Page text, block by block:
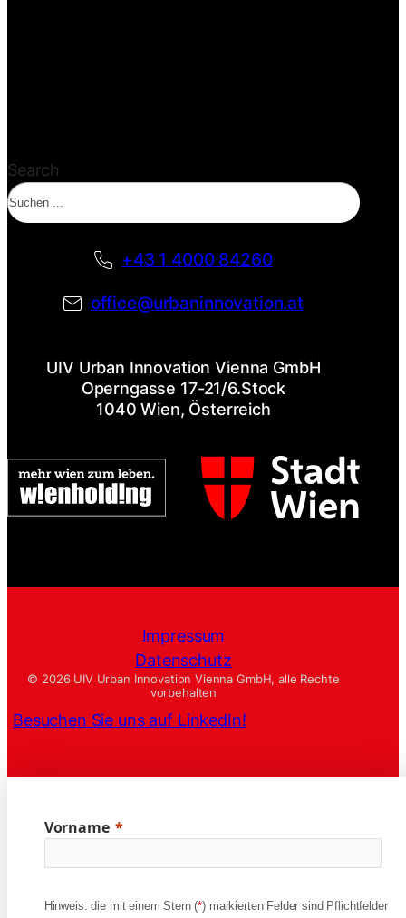
Search
+43 1 4000 84260
office@urbaninnovation.at
UIV Urban Innovation Vienna GmbH
Operngasse 17-21/6.Stock
1040 Wien, Österreich
Impressum
Datenschutz
© 2026 UIV Urban Innovation Vienna GmbH, alle Rechte
vorbehalten
Besuchen Sie uns auf LinkedIn!
Vorname
Hinweis: die mit einem Stern (*) markierten Felder sind Pflichtfelder